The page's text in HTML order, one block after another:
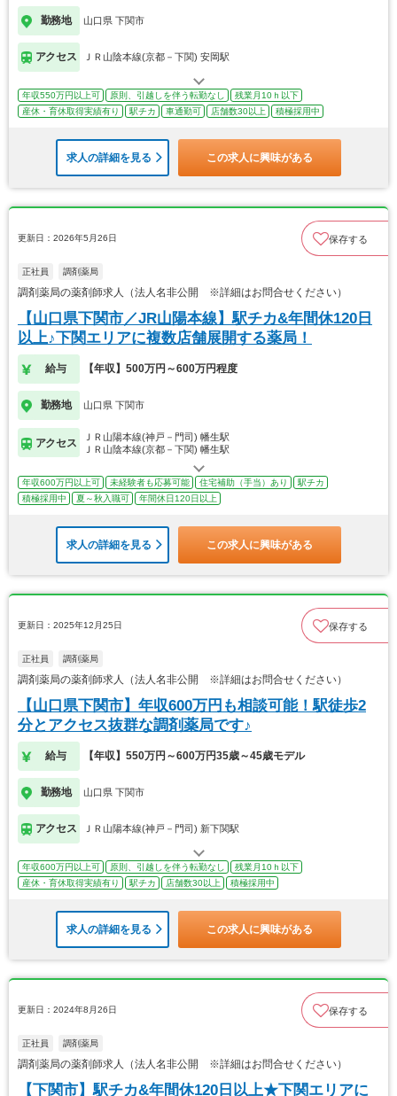
勤務地 山口県 下関市
アクセス ＪＲ山陰本線(京都－下関) 安岡駅
年収550万円以上可 原則、引越しを伴う転勤なし
残業月10ｈ以下
産休・育休取得実績有り
駅チカ 車通勤可 店舗数30以上 積極採用中
求人の詳細を見る この求人に興味がある
更新日：2026年5月26日 保存する
正社員 調剤薬局
調剤薬局の薬剤師求人（法人名非公開 ※詳細はお問合せください）
【山口県下関市／JR山陽本線】駅チカ&年間休120日
以上♪下関エリアに複数店舗展開する薬局！
給与 【年収】500万円～600万円程度
勤務地 山口県 下関市
アクセス
ＪＲ山陽本線(神戸－門司) 幡生駅
ＪＲ山陰本線(京都－下関) 幡生駅
年収600万円以上可 未経験者も応募可能 住宅補助（手当）あり
駅チカ
積極採用中
夏～秋入職可 年間休日120日以上
求人の詳細を見る この求人に興味がある
更新日：2025年12月25日 保存する
正社員 調剤薬局
調剤薬局の薬剤師求人（法人名非公開 ※詳細はお問合せください）
【山口県下関市】年収600万円も相談可能！駅徒歩2
分とアクセス抜群な調剤薬局です♪
給与 【年収】550万円～600万円35歳～45歳モデル
勤務地 山口県 下関市
アクセス ＪＲ山陽本線(神戸－門司) 新下関駅
年収600万円以上可 原則、引越しを伴う転勤なし
残業月10ｈ以下
産休・育休取得実績有り
駅チカ 店舗数30以上 積極採用中
求人の詳細を見る この求人に興味がある
更新日：2024年8月26日 保存する
正社員 調剤薬局
調剤薬局の薬剤師求人（法人名非公開 ※詳細はお問合せください）
【下関市】駅チカ&年間休120日以上★下関エリアに